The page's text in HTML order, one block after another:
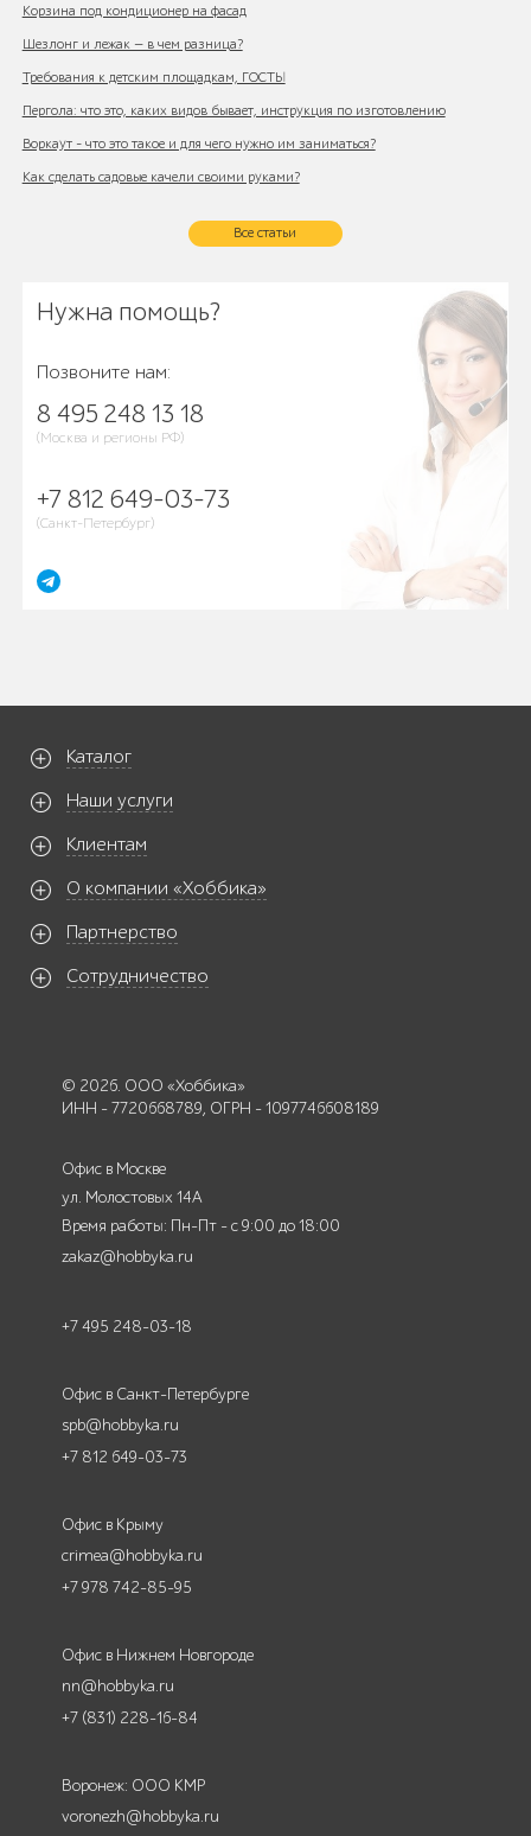
Корзина под кондиционер на фасад
Шезлонг и лежак — в чем разница?
Требования к детским площадкам, ГОСТЫ
Пергола: что это, каких видов бывает, инструкция по изготовлению
Воркаут - что это такое и для чего нужно им заниматься?
Как сделать садовые качели своими руками?
Все статьи
Нужна помощь?
Позвоните нам:
8 495 248 13 18
(Москва и регионы РФ)
+7 812 649-03-73
(Санкт-Петербург)
Каталог
Наши услуги
Клиентам
О компании «Хоббика»
Партнерство
Сотрудничество
© 2026. ООО «Хоббика»
ИНН - 7720668789, ОГРН - 1097746608189
Офис в Москве
ул. Молостовых 14А
Время работы: Пн-Пт - с 9:00 до 18:00
zakaz@hobbyka.ru
+7 495 248-03-18
Офис в Санкт-Петербурге
spb@hobbyka.ru
+7 812 649-03-73
Офис в Крыму
crimea@hobbyka.ru
+7 978 742-85-95
Офис в Нижнем Новгороде
nn@hobbyka.ru
+7 (831) 228-16-84
Воронеж: ООО КМР
voronezh@hobbyka.ru